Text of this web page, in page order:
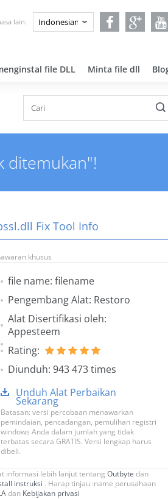
lain:
file DLL Minta file dll
ditemukan"!
Fix Tool Info
khusus
file name: filename
Pengembang Alat: Restoro
Alat Disertifikasi oleh:
Appesteem
Rating:
Diunduh: 943 473 times
Unduh Alat Perbaikan
Sekarang
Batasan: versi percobaan menawarkan
pemindaian, pencadangan, pemulihan registri
windows Anda dalam jumlah yang tidak
terbatas secara GRATIS. Versi lengkap harus
dibeli.
informasi lebih lanjut tentang Outbyte dan
instruksi . Harap tinjau :name perusahaan
dan Kebijakan privasi